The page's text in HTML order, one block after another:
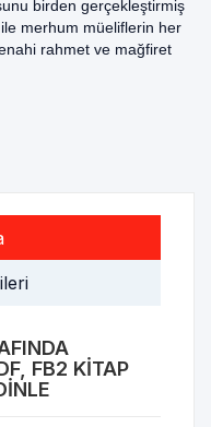
birden gerçekleştirmiş
merhum müeliflerin her
rahmet ve mağfiret
FB2 KITAP